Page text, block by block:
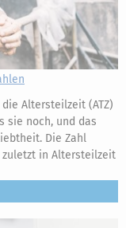
Altersteilzeit (ATZ)
sie noch, und das
Die Zahl
zuletzt in Altersteilzeit